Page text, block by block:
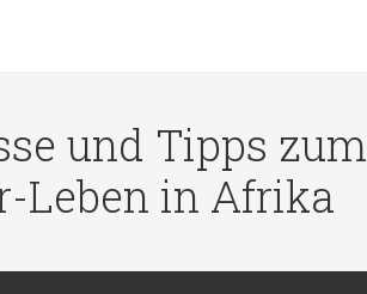
und Tipps zum
Leben in Afrika